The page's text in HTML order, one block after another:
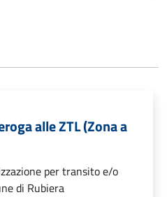
alle ZTL (Zona a
per transito e/o
di Rubiera